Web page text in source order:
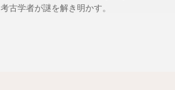
考古学者が謎を解き明かす。